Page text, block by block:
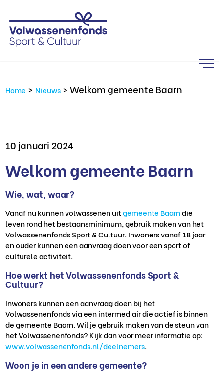
Home > Nieuws >Welkom gemeente Baarn
10 januari 2024
Welkom gemeente Baarn
Wie, wat, waar?
Vanaf nu kunnen volwassenen uitgemeente Baarndie
leven rond het bestaansminimum, gebruik maken van het
Volwassenenfonds Sport & Cultuur. Inwoners vanaf 18 jaar
en ouder kunnen een aanvraag doen voor een sport of
culturele activiteit.
Hoe werkt het Volwassenenfonds Sport &
Cultuur?
Inwoners kunnen een aanvraag doen bij het
Volwassenenfonds via een intermediair die actief is binnen
de gemeente Baarn. Wil je gebruik maken van de steun van
het Volwassenenfonds? Kijk dan voor meer informatie op:
www.volwassenenfonds.nl/deelnemers.
Woon je in een andere gemeente?